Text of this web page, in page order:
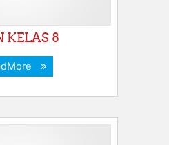
KELAS 8